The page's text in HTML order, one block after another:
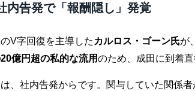
内告発で「報酬隠し」発覚
のV字回復を主導した カルロス・ゴーン氏が、
億円超の私的な流用のため、成田に到着
、社内告発からです。関与していた関係